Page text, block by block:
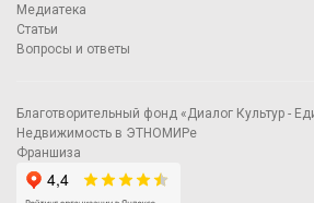
Медиатека
Статьи
Вопросы и ответы
Благотворительный фонд «Диалог Культур -
Недвижимость в ЭТНОМИРе
Франшиза